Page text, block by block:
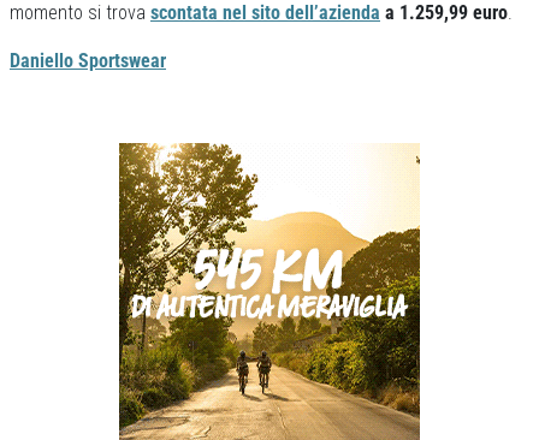
momento si trova scontata nel sito dell’azienda a 1.259,99 euro.
Daniello Sportswear
Previous